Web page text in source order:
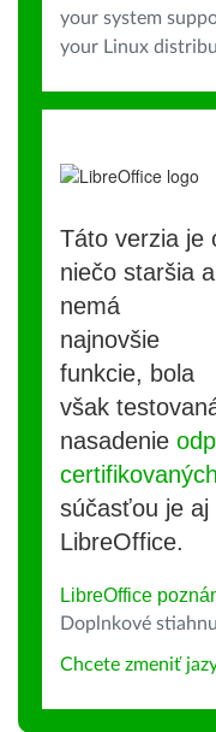
your system
your Linux
Táto verzia je
niečo staršia a
nemá
najnovšie
funkcie, bola
však
nasadenie
súčasťou je aj
LibreOffice.
LibreOffice
Doplnkové
Chcete zmeniť